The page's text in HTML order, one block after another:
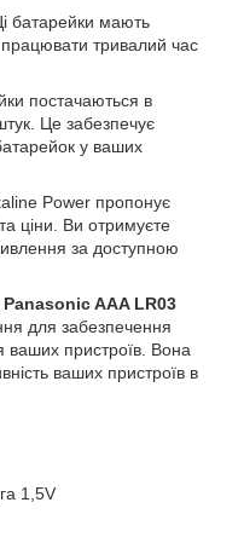
батарейки мають
тривалий час
постачаються в
Це забезпечує
у ваших
Power пропонує
ціни. Ви отримуєте
за доступною
AAA LR03
для забезпечення
ваших пристроїв. Вона
ваших пристроїв в
1,5V